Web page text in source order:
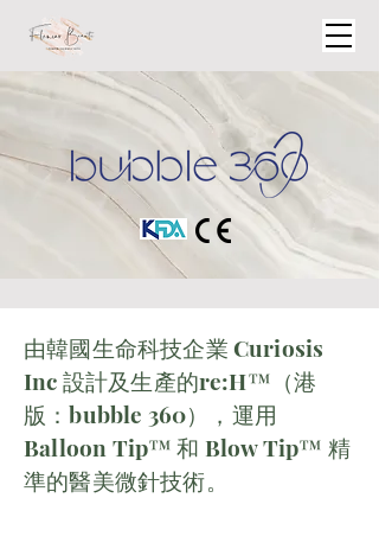
​由韓國生命科技企業 Curiosis
Inc 設計及生產的re:H™（港
版：bubble 360），運用
Balloon Tip™ 和 Blow Tip™ 精
準的醫美微針技術。